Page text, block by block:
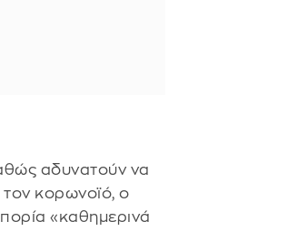
αδυνατούν να
τον κορωνοϊό, ο
«καθημερινά